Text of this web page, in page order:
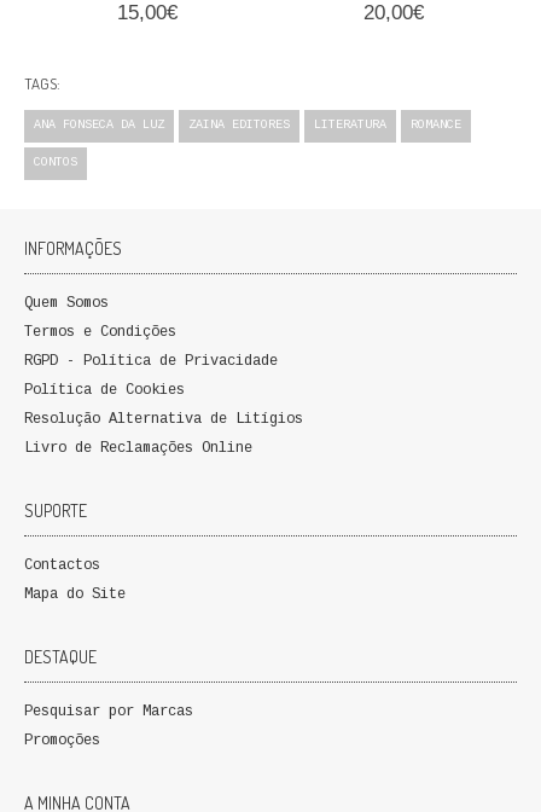
POLÍTICA
RELAÇÕES INTERNACIONAIS
OUTROS TEMAS
QUEM SOMOS
PROMOÇÕES
15,00€ 20,00€
TAGS:
ANA FONSECA DA LUZ ZAINA EDITORES LITERATURA ROMANCE
CONTOS
INFORMAÇÕES
Quem Somos
Termos e Condições
RGPD - Política de Privacidade
Política de Cookies
Resolução Alternativa de Litígios
Livro de Reclamações Online
SUPORTE
Contactos
Mapa do Site
DESTAQUE
Pesquisar por Marcas
Promoções
A MINHA CONTA